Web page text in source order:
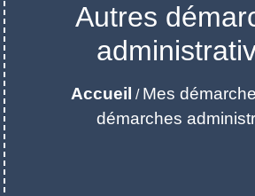
Autres
Accueil / Mes
démarches